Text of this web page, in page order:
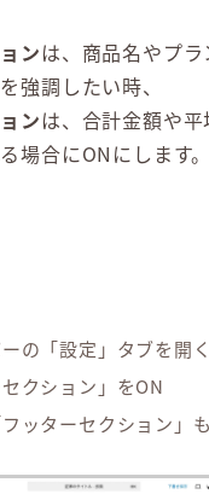
ンは、商品名やプラ
強調したい時、
ンは、合計金額や
場合にONにします。
の「設定」タブを開く
セクション」をON
ッターセクション」